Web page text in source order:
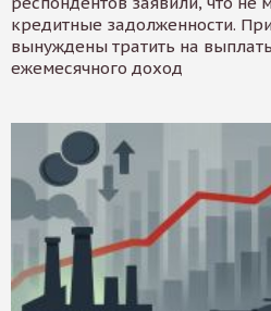
кредитные задолженности.
вынуждены тратить на
ежемесячного доход